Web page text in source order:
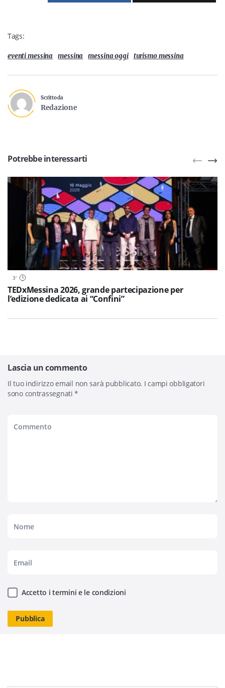
Tags:
eventi messina messina messina oggi turismo messina
Scritto da
Redazione
Potrebbe interessarti
3'
TEDxMessina 2026, grande partecipazione per
l’edizione dedicata ai “Confini”
Lascia un commento
Il tuo indirizzo email non sarà pubblicato. I campi obbligatori
sono contrassegnati*
Accetto i termini e le condizioni